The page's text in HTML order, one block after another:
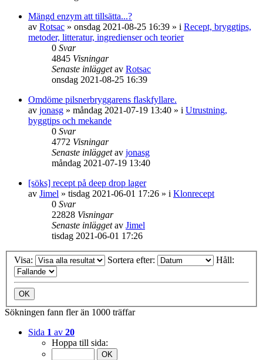
Mängd enzym att tillsätta...?
av Rotsac » onsdag 2021-08-25 16:39 » i Recept, bryggtips,
metoder, litteratur, ingredienser och teorier
0 Svar
4845 Visningar
Senaste inläggetav Rotsac
onsdag 2021-08-25 16:39
Omdöme pilsnerbryggarens flaskfyllare.
av jonasg » måndag 2021-07-19 13:40 » i Utrustning,
byggtips och mekande
0 Svar
4772 Visningar
Senaste inläggetav jonasg
måndag 2021-07-19 13:40
[söks] recept på deep drop lager
av Jimel » tisdag 2021-06-01 17:26 » i Klonrecept
0 Svar
22828 Visningar
Senaste inläggetav Jimel
tisdag 2021-06-01 17:26
Visa: Sortera efter: Håll:
Sökningen fann fler än 1000 träffar
Sida 1 av 20
Hoppa till sida: